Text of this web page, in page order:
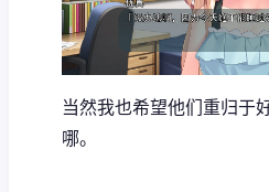
当然我也希望他们重归于
哪。